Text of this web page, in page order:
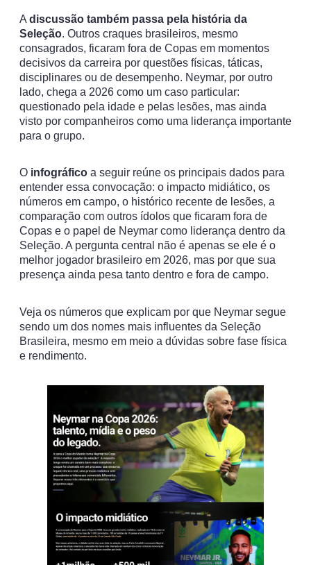
A discussão também passa pela história da
Seleção . Outros craques brasileiros, mesmo
consagrados, ficaram fora de Copas em momentos
decisivos da carreira por questões físicas, táticas,
disciplinares ou de desempenho. Neymar, por outro
lado, chega a 2026 como um caso particular:
questionado pela idade e pelas lesões, mas ainda
visto por companheiros como uma liderança importante
para o grupo.
O infográfico a seguir reúne os principais dados para
entender essa convocação: o impacto midiático, os
números em campo, o histórico recente de lesões, a
comparação com outros ídolos que ficaram fora de
Copas e o papel de Neymar como liderança dentro da
Seleção. A pergunta central não é apenas se ele é o
melhor jogador brasileiro em 2026, mas por que sua
presença ainda pesa tanto dentro e fora de campo.
Veja os números que explicam por que Neymar segue
sendo um dos nomes mais influentes da Seleção
Brasileira, mesmo em meio a dúvidas sobre fase física
e rendimento.